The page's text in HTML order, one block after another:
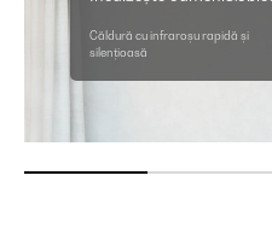
Căldură cu infraroșu rapidă și
silențioasă